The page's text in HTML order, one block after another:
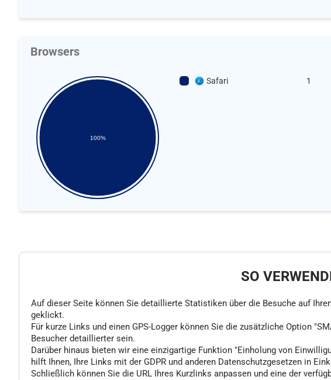
Browsers
100%
Safari 1
SO
Auf dieser Seite können Sie detaillierte Statistiken über die Besuche auf
geklickt.
Für kurze Links und einen GPS-Logger können Sie die zusätzliche Option
Besucher detaillierter sein.
Darüber hinaus bieten wir eine einzigartige Funktion "Einholung von
hilft Ihnen, Ihre Links mit der GDPR und anderen Datenschutzgesetzen in
Schließlich können Sie die URL Ihres Kurzlinks anpassen und eine der